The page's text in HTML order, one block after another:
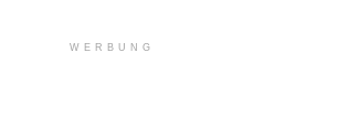
WERBUNG